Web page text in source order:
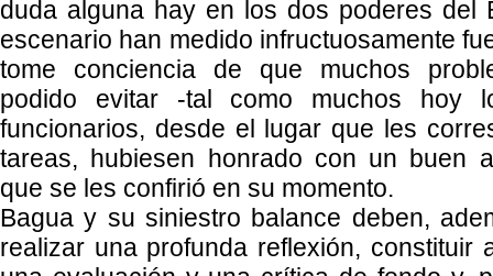
duda alguna hay en los dos poderes del
escenario han medido infructuosamente
tome conciencia de que muchos
podido evitar -tal como muchos hoy
funcionarios, desde el lugar que les
tareas, hubiesen honrado con un buen
que se les confirió en su momento.
Bagua y su siniestro balance deben,
realizar una profunda reflexión, constituir